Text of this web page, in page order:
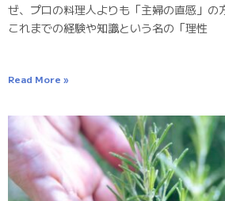
ぜ、プロの料理人よりも「主婦の直感」の
これまでの経験や知識という名の「理性
Read More »